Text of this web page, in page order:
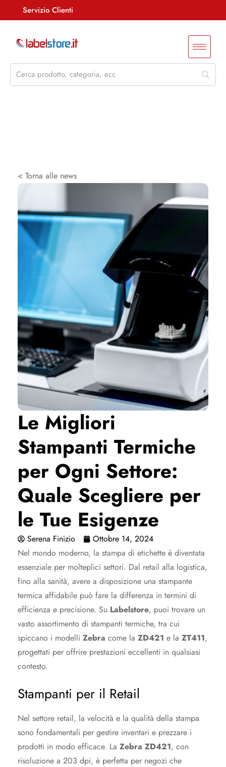
Servizio Clienti
Whatsapp: 3290548762
< Torna alle news
Le Migliori
Stampanti Termiche
per Ogni Settore:
Quale Scegliere per
le Tue Esigenze
Serena Finizio
Ottobre 14, 2024
Nel mondo moderno, la stampa di etichette è diventata
essenziale per molteplici settori. Dal retail alla logistica,
fino alla sanità, avere a disposizione una stampante
termica affidabile può fare la differenza in termini di
efficienza e precisione. Su Labelstore, puoi trovare un
vasto assortimento di stampanti termiche, tra cui
spiccano i modelli Zebra come la ZD421 e la ZT411,
progettati per offrire prestazioni eccellenti in qualsiasi
contesto.
Stampanti per il Retail
Nel settore retail, la velocità e la qualità della stampa
sono fondamentali per gestire inventari e prezzare i
prodotti in modo efficace. La Zebra ZD421, con
risoluzione a 203 dpi, è perfetta per negozi che